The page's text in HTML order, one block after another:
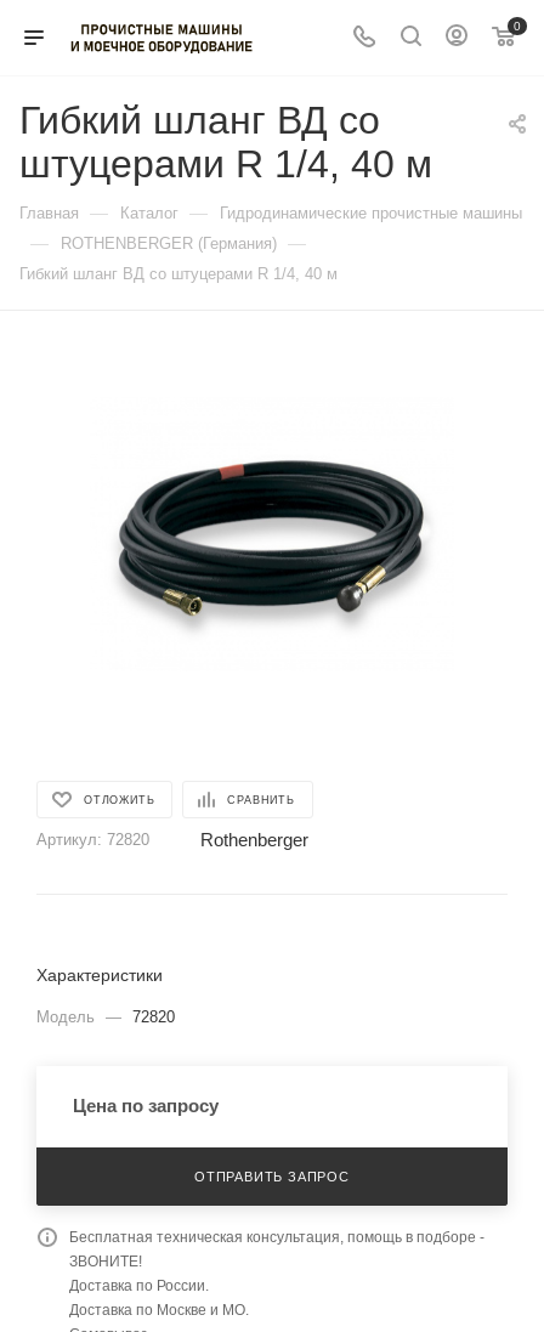
0
Гибкий шланг ВД со
штуцерами R 1/4, 40 м
Главная — Каталог — Гидродинамические прочистные машины
— ROTHENBERGER (Германия) —
Гибкий шланг ВД со штуцерами R 1/4, 40 м
ОТЛОЖИТЬ СРАВНИТЬ
Артикул: 72820 Rothenberger
Характеристики
Модель — 72820
Цена по запросу
ОТПРАВИТЬ ЗАПРОС
Бесплатная техническая консультация, помощь в подборе -
ЗВОНИТЕ!
Доставка по России.
Доставка по Москве и МО.